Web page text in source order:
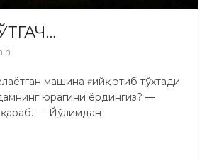
машина ғийқ этиб тўхтади.
юрагини ёрдингиз? —
қараб. — Йўлимдан